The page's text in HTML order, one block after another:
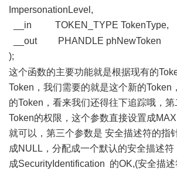
ImpersonationLevel,
__in TOKEN_TYPE TokenType,
__out PHANDLE phNewToken
);
这个函数的主要功能就是根据现有的
Token，我们需要的就是这个新的Token
的Token，看来我们还得往下追踪哦，
Token的权限，这个参数直接设置成
就可以，第三个参数是 安全描述符的指
成NULL，分配成一个默认的安全描述
成SecurityIdentification 的OK,(安全描